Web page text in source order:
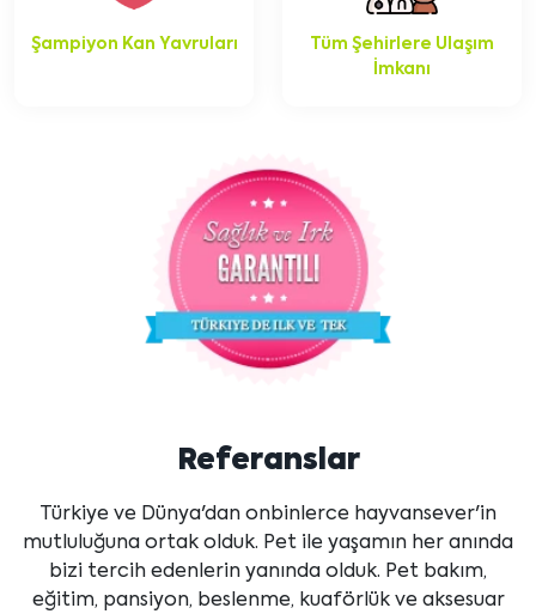
Şampiyon Kan Yavruları
Tüm Şehirlere Ulaşım
İmkanı
Referanslar
Türkiye ve Dünya'dan onbinlerce hayvansever'in
mutluluğuna ortak olduk. Pet ile yaşamın her anında
bizi tercih edenlerin yanında olduk. Pet bakım,
eğitim, pansiyon, beslenme, kuaförlük ve aksesuar